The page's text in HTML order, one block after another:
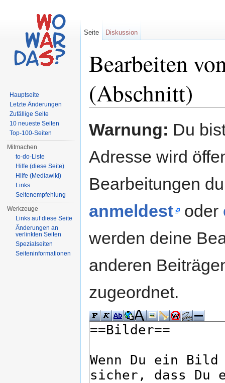
Bearbeiten
(Abschnitt)
Warnung: Du
Adresse wird
Bearbeitungen
anmeldest
oder
werden deine
anderen
zugeordnet.
Seite Diskussion
Hauptseite
Letzte Änderungen
Zufällige Seite
10 neueste Seiten
Top-100-Seiten
Mitmachen
to-do-Liste
Hilfe (diese Seite)
Hilfe (Mediawiki)
Links
Seitenempfehlung
Werkzeuge
Links auf diese Seite
Änderungen an
verlinkten Seiten
Spezialseiten
Seiteninformationen